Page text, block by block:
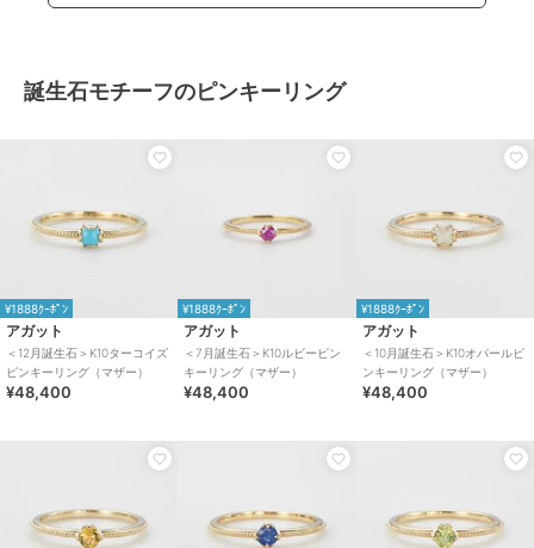
誕生石モチーフのピンキーリング
¥1888ｸｰﾎﾟﾝ
アガット
＜12月誕生石＞K10ターコイズ
ピンキーリング（マザー）
¥48,400
¥1888ｸｰﾎﾟﾝ
アガット
＜7月誕生石＞K10ルビーピン
キーリング（マザー）
¥48,400
¥1888ｸｰﾎﾟﾝ
アガット
＜10月誕生石＞K10オパールピ
ンキーリング（マザー）
¥48,400